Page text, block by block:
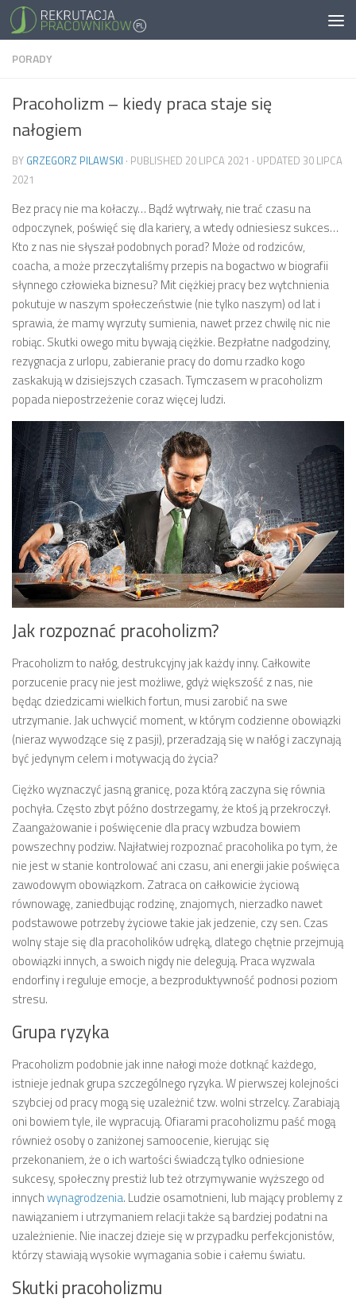
PORADY
Pracoholizm – kiedy praca staje się
nałogiem
BY GRZEGORZ PILAWSKI · PUBLISHED 20 LIPCA 2021 · UPDATED 30 LIPCA
2021
Bez pracy nie ma kołaczy… Bądź wytrwały, nie trać czasu na
odpoczynek, poświęć się dla kariery, a wtedy odniesiesz sukces…
Kto z nas nie słyszał podobnych porad? Może od rodziców,
coacha, a może przeczytaliśmy przepis na bogactwo w biografii
słynnego człowieka biznesu? Mit ciężkiej pracy bez wytchnienia
pokutuje w naszym społeczeństwie (nie tylko naszym) od lat i
sprawia, że mamy wyrzuty sumienia, nawet przez chwilę nic nie
robiąc. Skutki owego mitu bywają ciężkie. Bezpłatne nadgodziny,
rezygnacja z urlopu, zabieranie pracy do domu rzadko kogo
zaskakują w dzisiejszych czasach. Tymczasem w pracoholizm
popada niepostrzeżenie coraz więcej ludzi.
Jak rozpoznać pracoholizm?
Pracoholizm to nałóg, destrukcyjny jak każdy inny. Całkowite
porzucenie pracy nie jest możliwe, gdyż większość z nas, nie
będąc dziedzicami wielkich fortun, musi zarobić na swe
utrzymanie. Jak uchwycić moment, w którym codzienne obowiązki
(nieraz wywodzące się z pasji), przeradzają się w nałóg i zaczynają
być jedynym celem i motywacją do życia?
Ciężko wyznaczyć jasną granicę, poza którą zaczyna się równia
pochyła. Często zbyt późno dostrzegamy, że ktoś ją przekroczył.
Zaangażowanie i poświęcenie dla pracy wzbudza bowiem
powszechny podziw. Najłatwiej rozpoznać pracoholika po tym, że
nie jest w stanie kontrolować ani czasu, ani energii jakie poświęca
zawodowym obowiązkom. Zatraca on całkowicie życiową
równowagę, zaniedbując rodzinę, znajomych, nierzadko nawet
podstawowe potrzeby życiowe takie jak jedzenie, czy sen. Czas
wolny staje się dla pracoholików udręką, dlatego chętnie przejmują
obowiązki innych, a swoich nigdy nie delegują. Praca wyzwala
endorfiny i reguluje emocje, a bezproduktywność podnosi poziom
stresu.
Grupa ryzyka
Pracoholizm podobnie jak inne nałogi może dotknąć każdego,
istnieje jednak grupa szczególnego ryzyka. W pierwszej kolejności
szybciej od pracy mogą się uzależnić tzw. wolni strzelcy. Zarabiają
oni bowiem tyle, ile wypracują. Ofiarami pracoholizmu paść mogą
również osoby o zaniżonej samoocenie, kierując się
przekonaniem, że o ich wartości świadczą tylko odniesione
sukcesy, społeczny prestiż lub też otrzymywanie wyższego od
innychwynagrodzenia. Ludzie osamotnieni, lub mający problemy z
nawiązaniem i utrzymaniem relacji także są bardziej podatni na
uzależnienie. Nie inaczej dzieje się w przypadku perfekcjonistów,
którzy stawiają wysokie wymagania sobie i całemu światu.
Skutki pracoholizmu